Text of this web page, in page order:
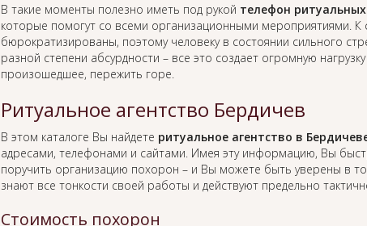
В такие моменты полезно иметь под рукой телефон
которые помогут со всеми организационными мероприятиями.
бюрократизированы, поэтому человеку в состоянии сильного
разной степени абсурдности – все это создает огромную
произошедшее, пережить горе.
Ритуальное агентство Бердичев
В этом каталоге Вы найдете ритуальное агентство в
адресами, телефонами и сайтами. Имея эту информацию, Вы
поручить организацию похорон – и Вы можете быть уверены в
знают все тонкости своей работы и действуют предельно
Стоимость похорон